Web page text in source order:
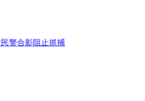
警合影阻止抓捕